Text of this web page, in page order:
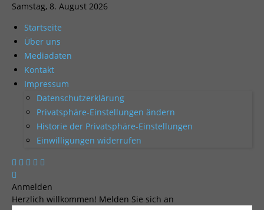
Samstag, 8. August 2026
Startseite
Über uns
Mediadaten
Kontakt
Impressum
Datenschutzerklärung
Privatsphäre-Einstellungen ändern
Historie der Privatsphäre-Einstellungen
Einwilligungen widerrufen
Anmelden
Herzlich willkommen! Melden Sie sich an